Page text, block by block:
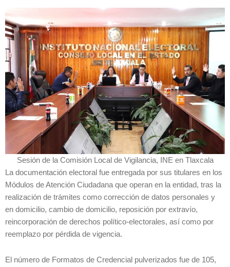
Sesión de la Comisión Local de Vigilancia, INE en Tlaxcala
La documentación electoral fue entregada por sus titulares en los
Módulos de Atención Ciudadana que operan en la entidad, tras la
realización de trámites como corrección de datos personales y
en domicilio, cambio de domicilio, reposición por extravío,
reincorporación de derechos político-electorales, así como por
reemplazo por pérdida de vigencia.
El número de Formatos de Credencial pulverizados fue de 105,